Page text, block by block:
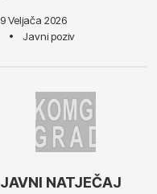
9 Veljača 2026
Javni poziv
JAVNI NATJEČAJ